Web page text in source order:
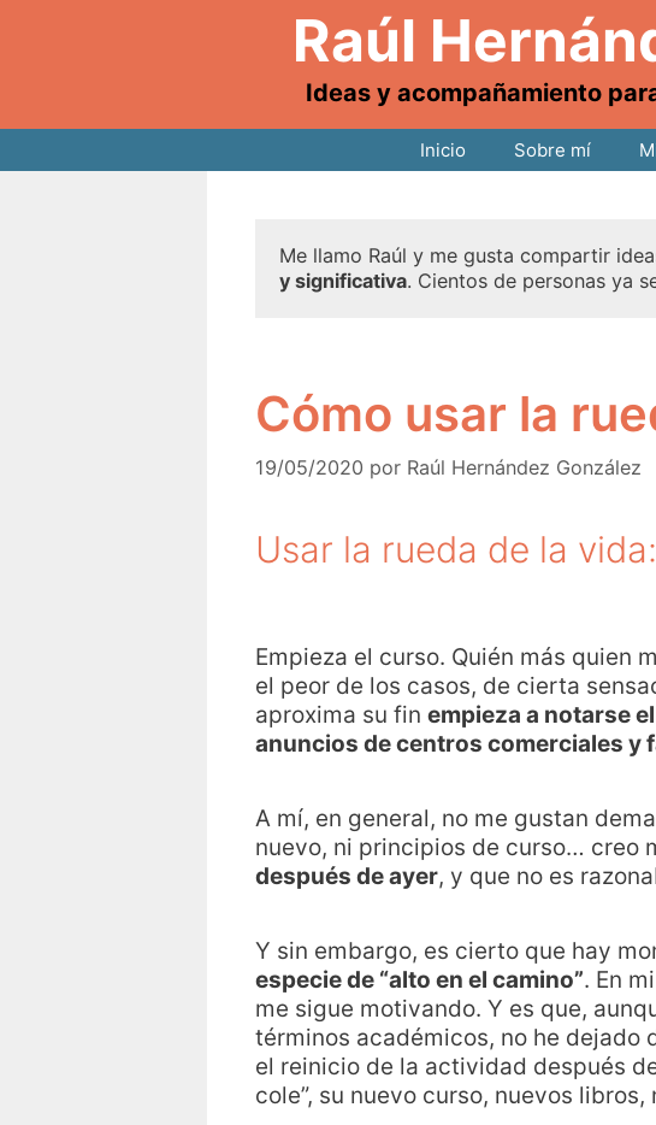
Raúl
Ideas y acompañamiento
Inicio Sobre mí
Me llamo Raúl y me gusta compartir
y significativa. Cientos de personas ya
Cómo usar la
19/05/2020 por Raúl Hernández González
Usar la rueda de la
Empieza el curso. Quién más quien
el peor de los casos, de cierta
aproxima su fin empieza a notarse
anuncios de centros comerciales y
A mí, en general, no me gustan
nuevo, ni principios de curso… creo
después de ayer, y que no es
Y sin embargo, es cierto que hay
especie de “alto en el camino”. En
me sigue motivando. Y es que,
términos académicos, no he dejado
el reinicio de la actividad después
cole”, su nuevo curso, nuevos